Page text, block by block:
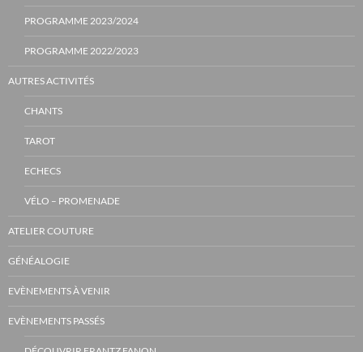
PROGRAMME 2023/2024
PROGRAMME 2022/2023
AUTRES ACTIVITÉS
CHANTS
TAROT
ECHECS
VÉLO – PROMENADE
ATELIER COUTURE
GÉNÉALOGIE
EVÈNEMENTS À VENIR
EVÈNEMENTS PASSÉS